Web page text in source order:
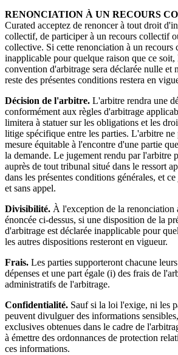
RENONCIATION À UN RECOURS
Curated acceptez de renoncer à tout droit
collectif, de participer à un recours collectif
collective. Si cette renonciation à un recours
inapplicable pour quelque raison que ce
convention d'arbitrage sera déclarée nulle et
reste des présentes conditions restera en
Décision de l'arbitre. L'arbitre rendra une
conformément aux règles d'arbitrage
limitera à statuer sur les obligations et les
litige spécifique entre les parties. L'arbitre ne
mesure équitable à l'encontre d'une partie
la demande. Le jugement rendu par l'arbitre
auprès de tout tribunal situé dans le ressort
dans les présentes conditions générales, et
et sans appel.
Divisibilité. À l'exception de la renonciation
énoncée ci-dessus, si une disposition de la
d'arbitrage est déclarée inapplicable pour
les autres dispositions resteront en vigueur.
Frais. Les parties supporteront chacune
dépenses et une part égale (i) des frais de
administratifs de l'arbitrage.
Confidentialité. Sauf si la loi l'exige, ni les
peuvent divulguer des informations
exclusives obtenues dans le cadre de
à émettre des ordonnances de protection
ces informations.